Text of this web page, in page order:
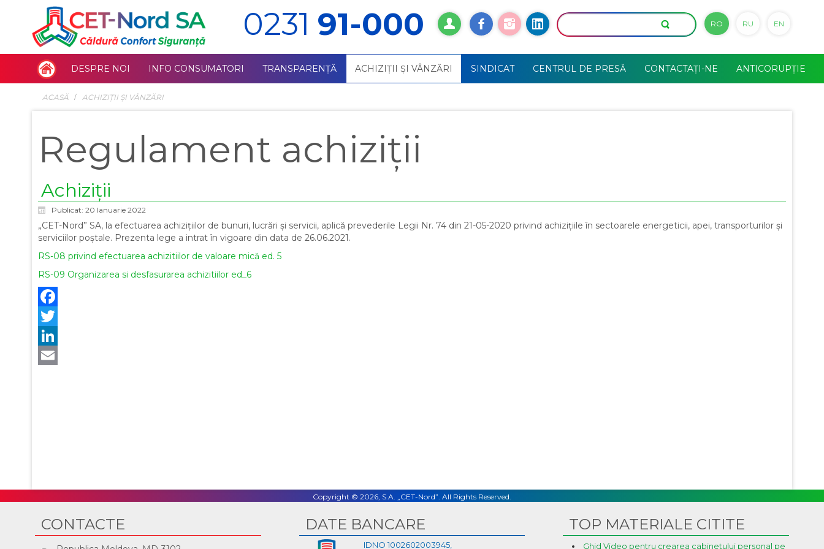
RO RU EN
0231 91-000
DESPRE NOI INFO CONSUMATORI TRANSPARENȚĂ ACHIZIŢII ŞI VÂNZĂRI SINDICAT СENTRUL DE PRESĂ CONTACTAȚI-NE ANTICORUPȚIE
ACASĂ ACHIZIŢII ŞI VÂNZĂRI
Regulament achiziții
Achiziții
Publicat: 20 Ianuarie 2022
„CET-Nord” SA, la efectuarea achizițiilor de bunuri, lucrări și servicii, aplică prevederile Legii Nr. 74 din 21-05-2020 privind achizițiile în sectoarele energeticii, apei, transporturilor și
serviciilor poștale. Prezenta lege a intrat în vigoare din data de 26.06.2021.
RS-08 privind efectuarea achizitiilor de valoare mică ed. 5
RS-09 Organizarea si desfasurarea achizitiilor ed_6
Copyright © 2026, S.A. „CET-Nord”. All Rights Reserved.
CONTACTE DATE BANCARE
IDNO 1002602003945,
TOP MATERIALE CITITE
Ghid Video pentru crearea cabinetului personal pe